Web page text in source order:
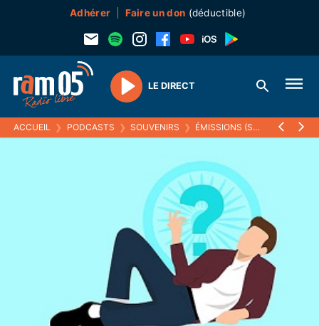
Adhérer Faire un don (déductible)
Play
LE DIRECT
ACCUEIL ❯ PODCASTS ❯ SOUVENIRS ❯ ÉMISSIONS (SOUVENIRS) ❯